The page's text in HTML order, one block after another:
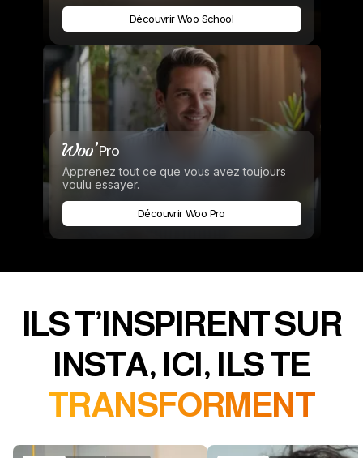
Découvrir Woo School
Pro
Apprenez tout ce que vous avez toujours
voulu essayer.
Découvrir Woo Pro
ILS T’INSPIRENT SUR
INSTA, ICI, ILS TE
TRANSFORMENT